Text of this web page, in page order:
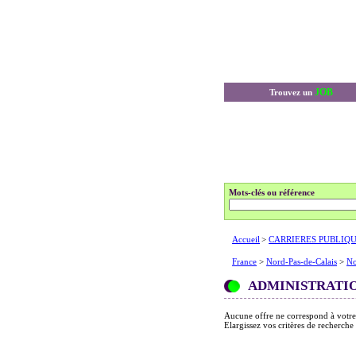
Trouvez un JOB
Mots-clés ou référence
Accueil > CARRIERES
France > Nord-Pas-de-Calais >
Aucune offre ne correspond à votre
Elargissez vos critères de